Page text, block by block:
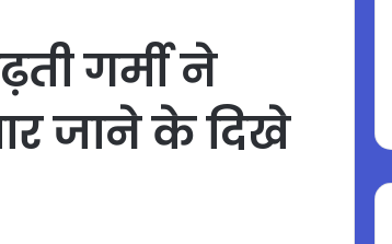
गर्मी ने
जाने के दिखे